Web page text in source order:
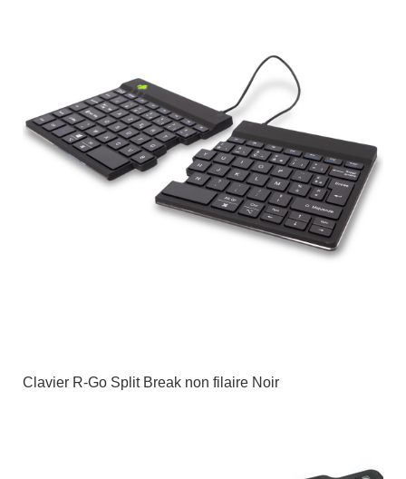
Clavier R-Go Split Break non filaire Noir